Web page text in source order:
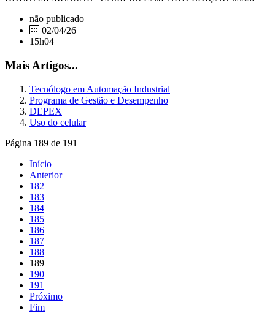
não publicado
02/04/26
15h04
Mais Artigos...
Tecnólogo em Automação Industrial
Programa de Gestão e Desempenho
DEPEX
Uso do celular
Página 189 de 191
Início
Anterior
182
183
184
185
186
187
188
189
190
191
Próximo
Fim